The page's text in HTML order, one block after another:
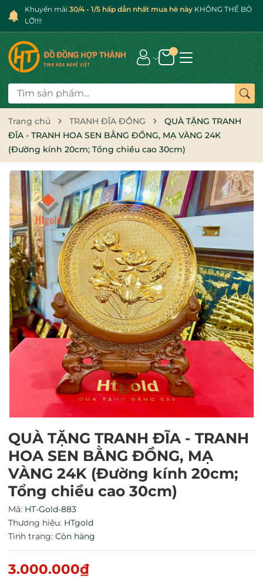
Khuyến mãi 30/4 - 1/5 hấp dẫn nhất mua hè này KHÔNG THỂ BỎ
LỠ!!!!
Trang chủ TRANH ĐĨA ĐỒNG
QUÀ TẶNG TRANH
ĐĨA - TRANH HOA SEN BẰNG ĐỒNG, MẠ VÀNG 24K
(Đường kính 20cm; Tổng chiều cao 30cm)
QUÀ TẶNG TRANH ĐĨA - TRANH
HOA SEN BẰNG ĐỒNG, MẠ
VÀNG 24K (Đường kính 20cm;
Tổng chiều cao 30cm)
Mã: HT-Gold-883
Thương hiệu: HTgold
Tình trạng: Còn hàng
3.000.000₫
Mã giảm giá:
Ngày hết hạn:
Điều kiện: